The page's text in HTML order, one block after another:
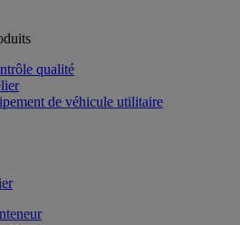
qualité
de véhicule utilitaire